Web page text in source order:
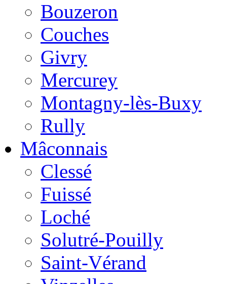
Bouzeron
Couches
Givry
Mercurey
Montagny-lès-Buxy
Rully
Mâconnais
Clessé
Fuissé
Loché
Solutré-Pouilly
Saint-Vérand